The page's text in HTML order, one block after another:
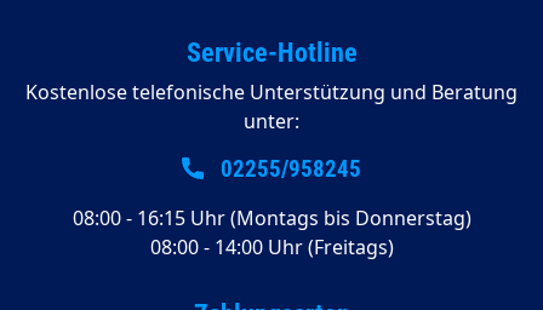
Service-Hotline
Kostenlose telefonische Unterstützung und Beratung
unter:
02255/958245
08:00 - 16:15 Uhr (Montags bis Donnerstag)
08:00 - 14:00 Uhr (Freitags)